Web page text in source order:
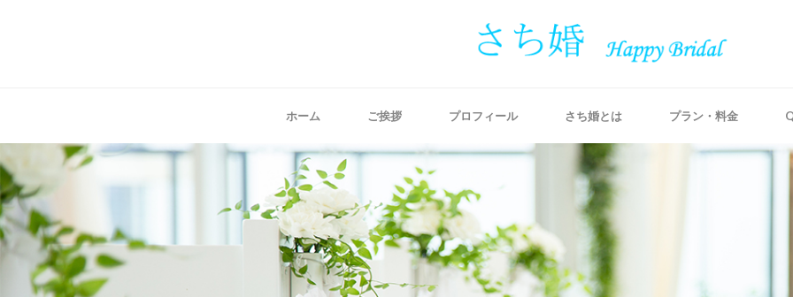
ホーム ご挨拶 プロフィール さち婚とは プラン・料金